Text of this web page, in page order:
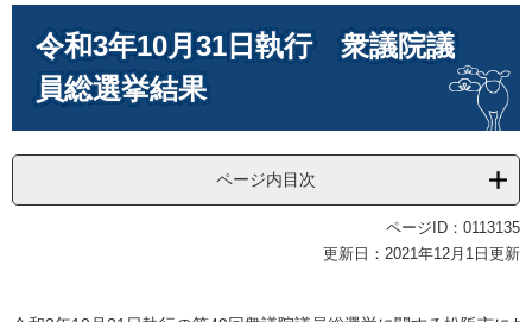
令和3年10月31日執行 衆議院議
員総選挙結果
ページ内目次
ページID：0113135
更新日：2021年12月1日更新